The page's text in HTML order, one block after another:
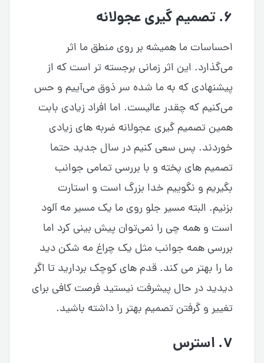
۶. تصمیم گیری عجولانه
احساسات ما همیشه بر روی منطق ما اثر
می‌گذارد. این اثر زمانی برجسته تر است که از
پیشنهادی که به ما شده سر ذوق می‌آییم و حس
می‌کنیم که چقدر عالیست. اما افراد زیادی بابت
همین تصمیم گیری عجولانه ضربه های زیادی
خوردند. پس سعی کنیم در سال جدید حتما
تصمیم های پخته و با بررسی تمامی جوانب
بگیریم و نگوییم خدا بزرگ است و استارت
بزنیم. البته مسیر جلو روی ما یک مسیر مه آلود
است و همه چی را نمی‌توان پیش بینی کرد اما
بررسی همه جوانب مثل یک چراغ مه شکن دید
ما را بهتر می کند. قدم های کوچک بردارید تا اگر
دیدید در حال پیشرفت نیستید فرصت کافی برای
تغییر و گرفتن تصمیم بهتر را داشته باشید.
۷. استرس